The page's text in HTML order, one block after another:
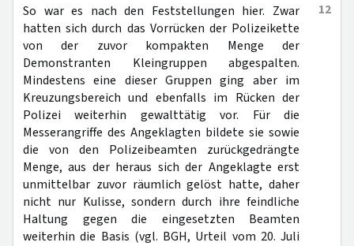
12
So war es nach den Feststellungen hier. Zwar
hatten sich durch das Vorrücken der Polizeikette
von der zuvor kompakten Menge der
Demonstranten Kleingruppen abgespalten.
Mindestens eine dieser Gruppen ging aber im
Kreuzungsbereich und ebenfalls im Rücken der
Polizei weiterhin gewalttätig vor. Für die
Messerangriffe des Angeklagten bildete sie sowie
die von den Polizeibeamten zurückgedrängte
Menge, aus der heraus sich der Angeklagte erst
unmittelbar zuvor räumlich gelöst hatte, daher
nicht nur Kulisse, sondern durch ihre feindliche
Haltung gegen die eingesetzten Beamten
weiterhin die Basis (vgl. BGH, Urteil vom 20. Juli